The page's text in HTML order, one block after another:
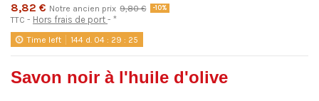
8,82 € Notre ancien prix 9,80 € -10%
TTC Hors frais de port *
Time left 144 d. 04 : 29 : 25
Savon noir à l'huile d'olive